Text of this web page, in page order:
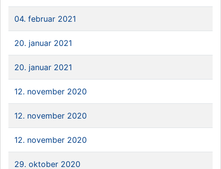
04. februar 2021
20. januar 2021
20. januar 2021
12. november 2020
12. november 2020
12. november 2020
29. oktober 2020